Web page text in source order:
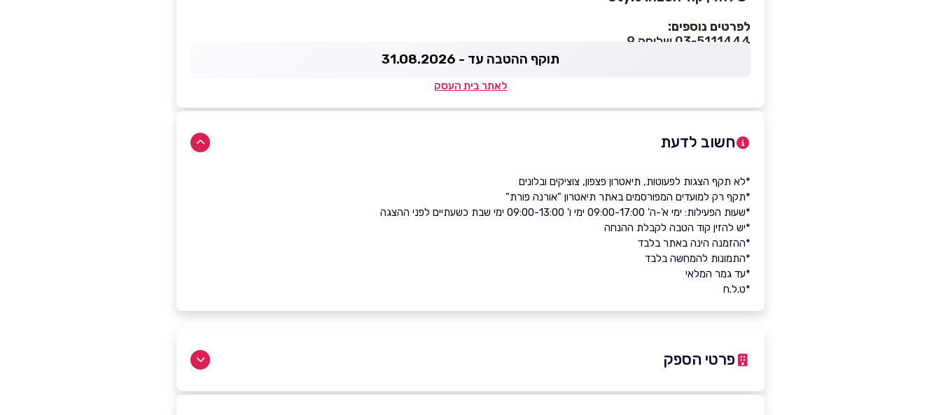
לפרטים נוספים:
03-5111444 שלוחה 9
תוקף ההטבה עד - 31.08.2026
לאתר בית העסק
חשוב לדעת
*לא תקף הצגות לפעוטות, תיאטרון פצפון, צוציקים ובלונים
*תקף רק למועדים המפורסמים באתר תיאטרון "אורנה פורת"
*שעות הפעילות: ימי א'-ה' 09:00-17:00 ימי ו' 09:00-13:00 ימי שבת כשעתיים לפני ההצגה
*יש להזין קוד הטבה לקבלת ההנחה
*ההזמנה הינה באתר בלבד
*התמונות להמחשה בלבד
*עד גמר המלאי
*ט.ל.ח
פרטי הספק